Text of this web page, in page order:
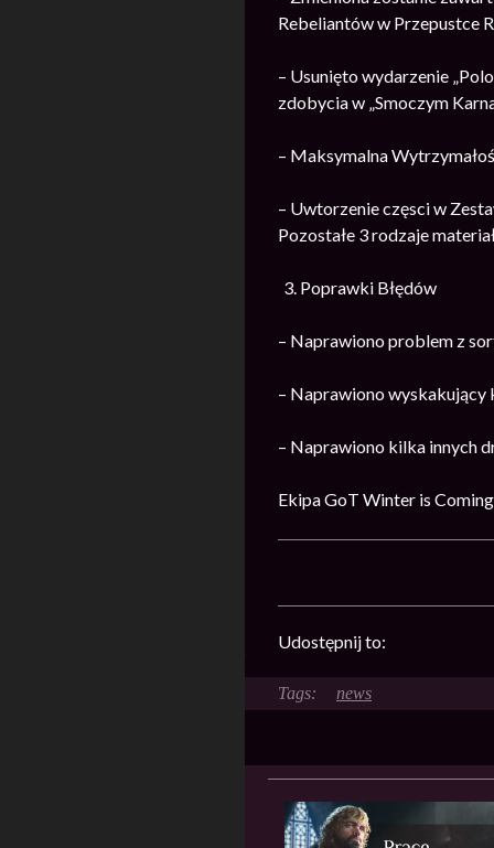
Rebeliantów w Przepustce
– Usunięto wydarzenie
zdobycia w „Smoczym
– Maksymalna
– Uwtorzenie częsci w
Pozostałe 3 rodzaje
Poprawki Błędów
– Naprawiono problem z
– Naprawiono wyskakujący
– Naprawiono kilka innych
Ekipa GoT Winter is Coming
Udostępnij to:
news